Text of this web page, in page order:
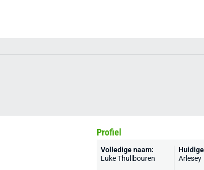
Profiel
Volledige naam:
Luke Thullbouren
Arlesey